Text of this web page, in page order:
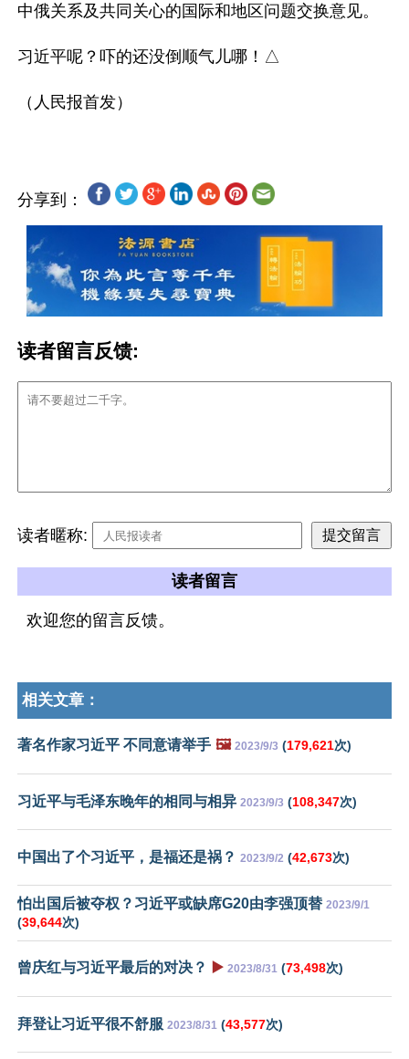
中俄关系及共同关心的国际和地区问题交换意见。
习近平呢？吓的还没倒顺气儿哪！△
（人民报首发）
分享到：
读者留言反馈:
读者暱称:
读者留言
欢迎您的留言反馈。
相关文章：
著名作家习近平 不同意请举手 🖼️ 2023/9/3 (179,621次)
习近平与毛泽东晚年的相同与相异 2023/9/3 (108,347次)
中国出了个习近平，是福还是祸？ 2023/9/2 (42,673次)
怕出国后被夺权？习近平或缺席G20由李强顶替 2023/9/1
(39,644次)
曾庆红与习近平最后的对决？ ▶️ 2023/8/31 (73,498次)
拜登让习近平很不舒服 2023/8/31 (43,577次)